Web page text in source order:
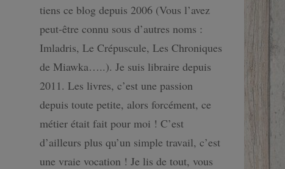
tiens ce blog depuis 2006 (Vous l’avez
peut-être connu sous d’autres noms :
Imladris, Le Crépuscule, Les Chroniques
de Miawka…..). Je suis libraire depuis
2011. Les livres, c’est une passion
depuis toute petite, alors forcément, ce
métier était fait pour moi ! C’est
d’ailleurs plus qu’un simple travail, c’est
une vraie vocation ! Je lis de tout, vous